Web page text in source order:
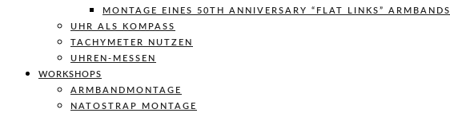
MONTAGE EINES 50TH ANNIVERSARY “FLAT LINKS” ARMBANDS
UHR ALS KOMPASS
TACHYMETER NUTZEN
UHREN-MESSEN
WORKSHOPS
ARMBANDMONTAGE
NATOSTRAP MONTAGE